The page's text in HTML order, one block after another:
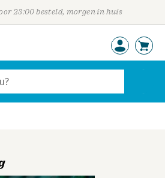
23:00 besteld, morgen in huis